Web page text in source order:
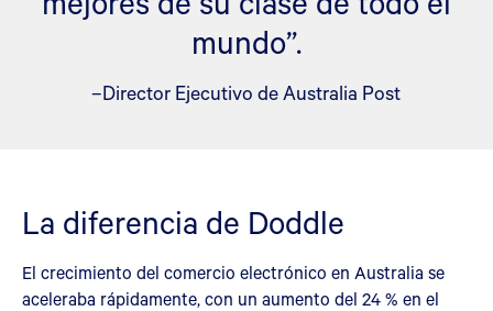
mundo”.
–Director Ejecutivo de Australia Post
La diferencia de Doddle
El crecimiento del comercio electrónico en Australia se
aceleraba rápidamente, con un aumento del 24 % en el